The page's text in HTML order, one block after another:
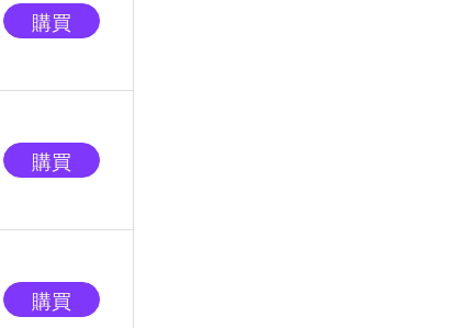
購買
購買
購買